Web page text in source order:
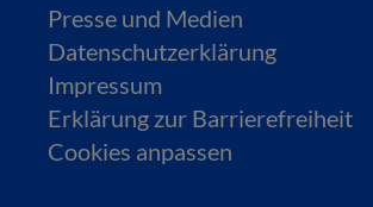
Presse und Medien
Datenschutzerklärung
Impressum
Erklärung zur Barrierefreiheit
Cookies anpassen